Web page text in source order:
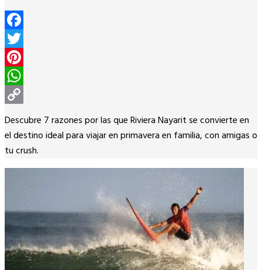
Facebook
Twitter
Pinterest
WhatsApp
Copy
Link
Descubre 7 razones por las que Riviera Nayarit se convierte en
el destino ideal para viajar en primavera en familia, con amigas o
tu crush.